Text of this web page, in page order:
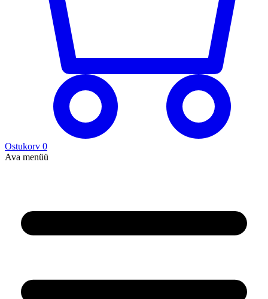
Ostukorv 0
Ava menüü